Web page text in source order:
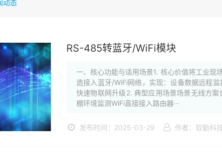
动态
RS-485转蓝牙/WiFi模块
一、核心功能与适用场景1. 核心价值将工业
造接入蓝牙/WiFi网络，实现：设备数据远程
快速物联网升级2. 典型应用场景场景无线方
棚环境监测WiFi直接接入路由器···
发布时间：2025-03-29 作者：软勤科